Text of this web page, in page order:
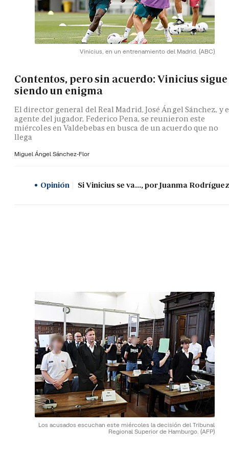
Vinicius, en un entrenamiento del Madrid. (ABC)
Contentos, pero sin acuerdo: Vinicius sigue
siendo un enigma
El director general del Real Madrid, José Ángel Sánchez, y
agente del jugador, Federico Pena, se reunieron este
miércoles en Valdebebas en busca de un acuerdo que no
llega
Miguel Ángel Sánchez-Flor
Opinión Si Vinicius se va..., por Juanma
Los acusados escuchan este miércoles la decisión del Tribunal
Regional Superior de Hamburgo. (AFP)